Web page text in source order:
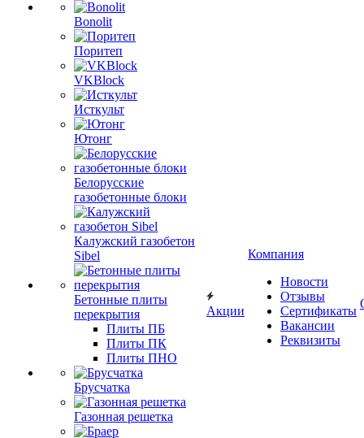
Bonolit
Поритеп
VKBlock
Исткульт
Ютонг
Белорусские
газобетонные блоки
Калужский газобетон
Sibel
Бетонные плиты
перекрытия
Плиты ПБ
Плиты ПК
Плиты ПНО
Брусчатка
Газонная решетка
Акции
Компания
Новости
Отзывы
Сертификаты
Вакансии
Реквизиты